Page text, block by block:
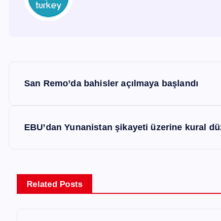
San Remo’da bahisler açılmaya başlandı
EBU’dan Yunanistan şikayeti üzerine kural
Related Posts